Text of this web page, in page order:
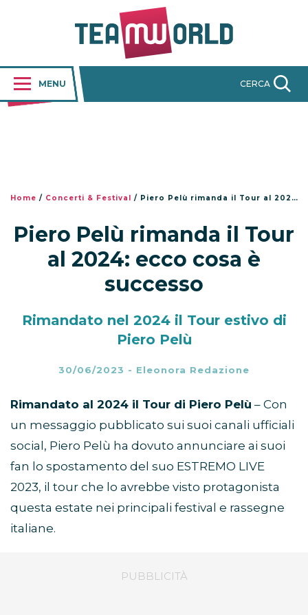
MENU CERCA
Home / Concerti & Festival / Piero Pelù rimanda il Tour al 2024: ecco cosa è successo
Piero Pelù rimanda il Tour
al 2024: ecco cosa è
successo
Rimandato nel 2024 il Tour estivo di
Piero Pelù
30/06/2023 - Eleonora Redazione
Rimandato al 2024 il Tour di Piero Pelù – Con
un messaggio pubblicato sui suoi canali ufficiali
social, Piero Pelù ha dovuto annunciare ai suoi
fan lo spostamento del suo ESTREMO LIVE
2023, il tour che lo avrebbe visto protagonista
questa estate nei principali festival e rassegne
italiane.